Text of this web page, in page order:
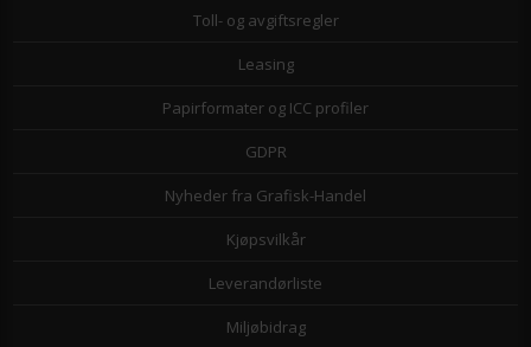
Toll- og avgiftsregler
Leasing
Papirformater og ICC profiler
GDPR
Nyheder fra Grafisk-Handel
Kjøpsvilkår
Leverandørliste
Miljøbidrag